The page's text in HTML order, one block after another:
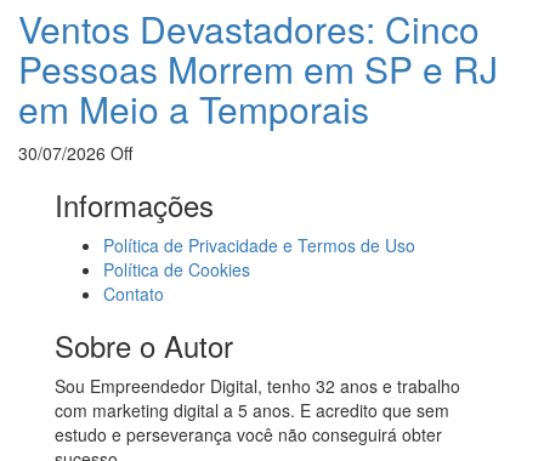
Ventos Devastadores: Cinco
Pessoas Morrem em SP e RJ
em Meio a Temporais
30/07/2026 Off
Informações
Política de Privacidade e Termos de Uso
Política de Cookies
Contato
Sobre o Autor
Sou Empreendedor Digital, tenho 32 anos e trabalho
com marketing digital a 5 anos. E acredito que sem
estudo e perseverança você não conseguirá obter